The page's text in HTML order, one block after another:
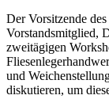
Der Vorsitzende
Vorstandsmitglied,
zweitägigen
und
diskutieren, um